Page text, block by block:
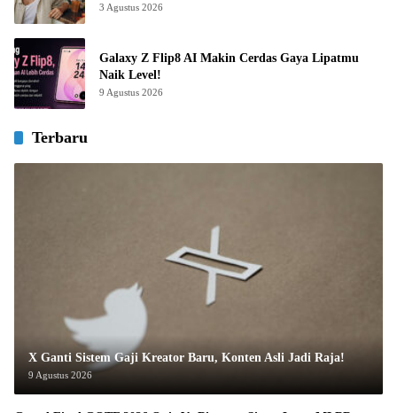
3 Agustus 2026
Galaxy Z Flip8 AI Makin Cerdas Gaya Lipatmu
Naik Level!
9 Agustus 2026
Terbaru
X Ganti Sistem Gaji Kreator Baru, Konten Asli Jadi Raja!
9 Agustus 2026